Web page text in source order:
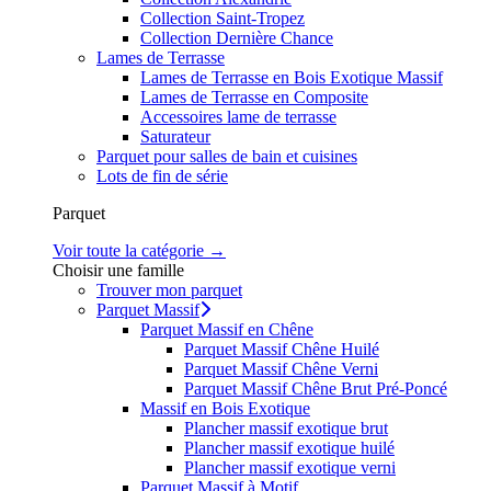
Collection Saint-Tropez
Collection Dernière Chance
Lames de Terrasse
Lames de Terrasse en Bois Exotique Massif
Lames de Terrasse en Composite
Accessoires lame de terrasse
Saturateur
Parquet pour salles de bain et cuisines
Lots de fin de série
Parquet
Voir toute la catégorie →
Choisir une famille
Trouver mon parquet
Parquet Massif
Parquet Massif en Chêne
Parquet Massif Chêne Huilé
Parquet Massif Chêne Verni
Parquet Massif Chêne Brut Pré-Poncé
Massif en Bois Exotique
Plancher massif exotique brut
Plancher massif exotique huilé
Plancher massif exotique verni
Parquet Massif à Motif